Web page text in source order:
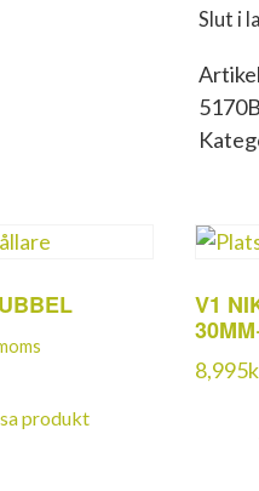
Slut i
produkt
V1
8,995